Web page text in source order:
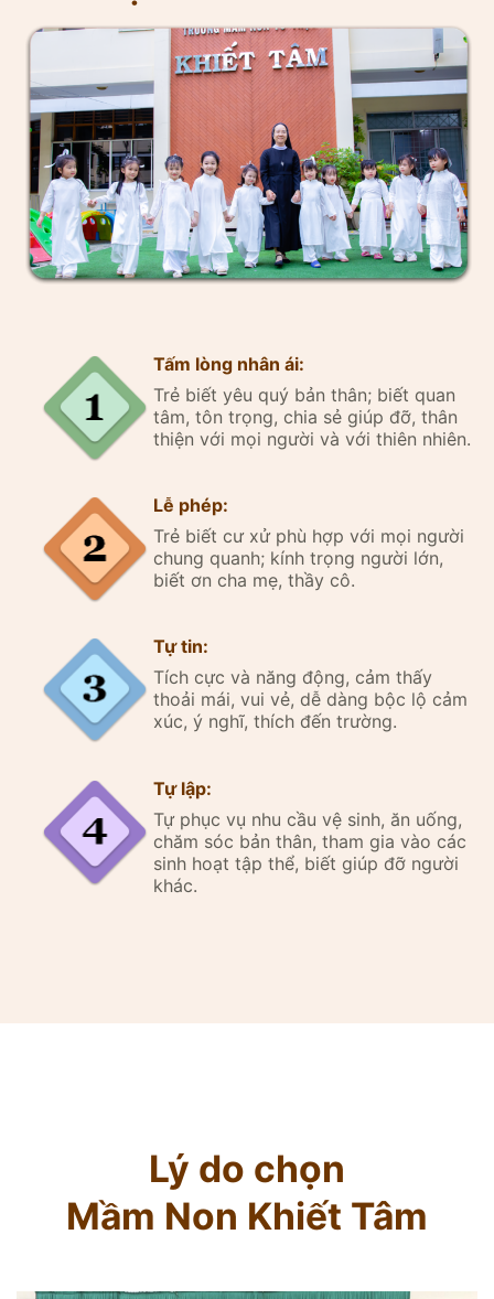
Tấm lòng nhân ái:
Trẻ biết yêu quý bản thân; biết quan
tâm, tôn trọng, chia sẻ giúp đỡ, thân
thiện với mọi người và với thiên nhiên.
Lễ phép:
Trẻ biết cư xử phù hợp với mọi người
chung quanh; kính trọng người lớn,
biết ơn cha mẹ, thầy cô.
Tự tin:
Tích cực và năng động, cảm thấy
thoải mái, vui vẻ, dễ dàng bộc lộ cảm
xúc, ý nghĩ, thích đến trường.
Tự lập:
Tự phục vụ nhu cầu vệ sinh, ăn uống,
chăm sóc bản thân, tham gia vào các
sinh hoạt tập thể, biết giúp đỡ người
khác.
Lý do chọn
Mầm Non Khiết Tâm